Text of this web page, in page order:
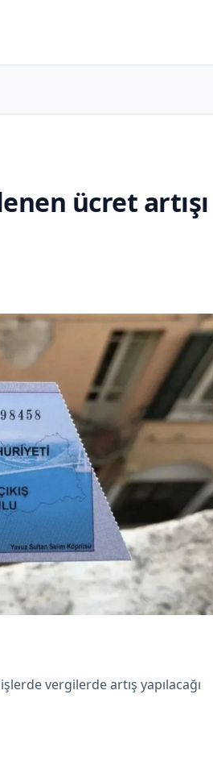
ücret artışı
vergilerde artış yapılacağı